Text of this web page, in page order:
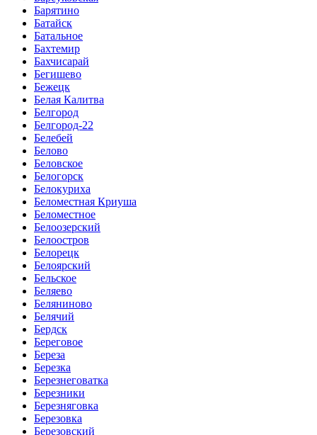
Барятино
Батайск
Батальное
Бахтемир
Бахчисарай
Бегишево
Бежецк
Белая Калитва
Белгород
Белгород-22
Белебей
Белово
Беловское
Белогорск
Белокуриха
Беломестная Криуша
Беломестное
Белоозерский
Белоостров
Белорецк
Белоярский
Бельское
Беляево
Беляниново
Белячий
Бердск
Береговое
Береза
Березка
Березнеговатка
Березники
Березняговка
Березовка
Березовский